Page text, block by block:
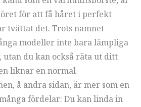
för att få håret i perfekt
tvättat det. Trots namnet
modeller inte bara lämpliga
utan du kan också räta ut ditt
liknar en normal
å andra sidan, är mer som en
fördelar: Du kan linda in